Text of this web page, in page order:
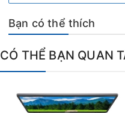
Màn hình 15.6 inches Full
Bạn có thể thích
CÓ THỂ BẠN QUAN